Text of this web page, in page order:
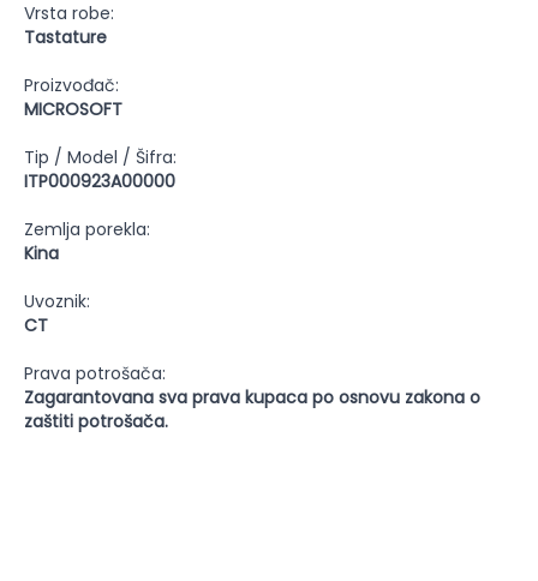
Vrsta robe:
Tastature
Proizvođač:
MICROSOFT
Tip / Model / Šifra:
ITP000923A00000
Zemlja porekla:
Kina
Uvoznik:
CT
Prava potrošača:
Zagarantovana sva prava kupaca po osnovu zakona o
zaštiti potrošača.